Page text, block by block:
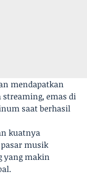
mendapatkan
streaming, emas di
saat berhasil
kuatnya
pasar musik
yang makin